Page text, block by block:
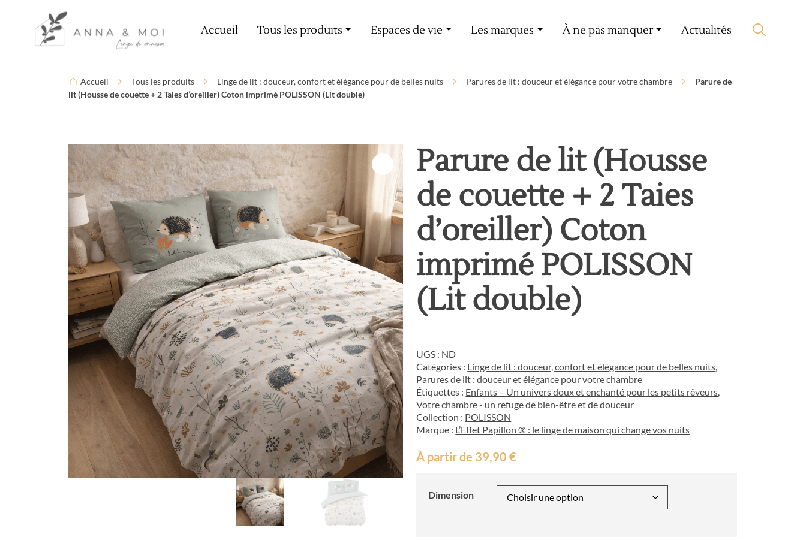
Paramètres d’accessibilité
Accueil Tous les produits Espaces de vie Les marques À ne pas manquer Actualités
Accueil Tous les produits Linge de lit : douceur, confort et élégance pour de belles nuits Parures de lit : douceur et élégance pour votre chambre
Parure de
lit (Housse de couette + 2 Taies d’oreiller) Coton imprimé POLISSON (Lit double)
Parure de lit (Housse
de couette + 2 Taies
d’oreiller) Coton
imprimé POLISSON
(Lit double)
UGS : ND
Catégories : Linge de lit : douceur, confort et élégance pour de belles nuits,
Parures de lit : douceur et élégance pour votre chambre
Étiquettes : Enfants – Un univers doux et enchanté pour les petits rêveurs,
Votre chambre - un refuge de bien-être et de douceur
Collection : POLISSON
Marque : L’Effet Papillon ® : le linge de maison qui change vos nuits
À partir de 39,90€
Dimension